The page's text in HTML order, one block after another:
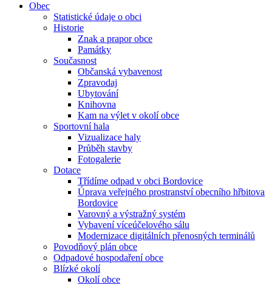
Obec
Statistické údaje o obci
Historie
Znak a prapor obce
Památky
Současnost
Občanská vybavenost
Zpravodaj
Ubytování
Knihovna
Kam na výlet v okolí obce
Sportovní hala
Vizualizace haly
Průběh stavby
Fotogalerie
Dotace
Třídíme odpad v obci Bordovice
Úprava veřejného prostranství obecního hřbitova
Bordovice
Varovný a výstražný systém
Vybavení víceúčelového sálu
Modernizace digitálních přenosných terminálů
Povodňový plán obce
Odpadové hospodaření obce
Blízké okolí
Okolí obce